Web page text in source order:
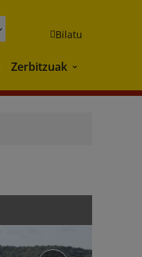
Bilatu
Zerbitzuak Zerbitzuak